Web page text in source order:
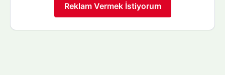
Reklam Vermek İstiyorum